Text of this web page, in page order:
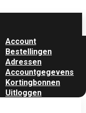
Account
Bestellingen
Adressen
Accountgegevens
Kortingbonnen
Uitloggen